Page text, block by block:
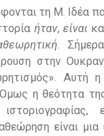
τη Μ. Ιδέα
ήταν, είναι
.
στην
Αυτή η
η θεότητα
είναι μια